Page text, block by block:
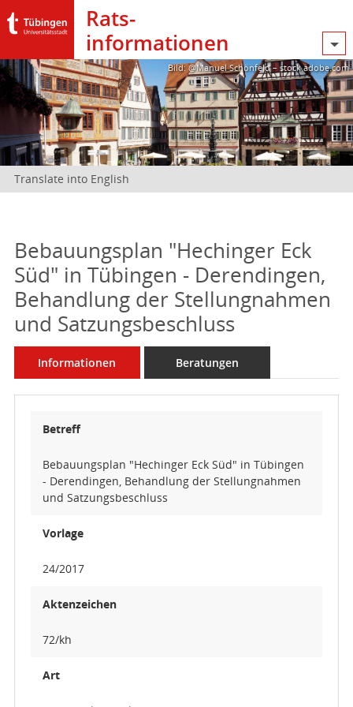
Rats­
informationen
Bild: @Manuel Schönfeld – stock.adobe.com
Translate into English
Bebauungsplan "Hechinger Eck
Süd" in Tübingen - Derendingen,
Behandlung der Stellungnahmen
und Satzungsbeschluss
Informationen Beratungen
Betreff
Bebauungsplan "Hechinger Eck Süd" in Tübingen
- Derendingen, Behandlung der Stellungnahmen
und Satzungsbeschluss
Vorlage
24/2017
Aktenzeichen
72/kh
Art